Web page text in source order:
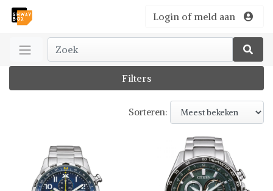
Login of meld aan
Filters
Sorteren: